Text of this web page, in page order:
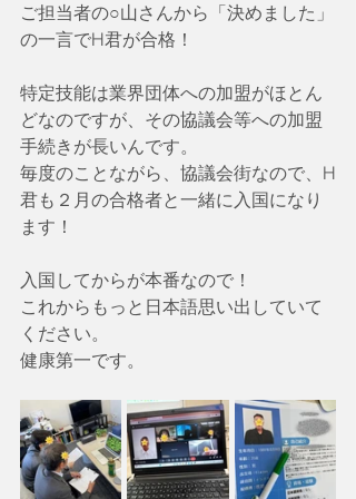
ご担当者の○山さんから「決めました」
の一言でH君が合格！
特定技能は業界団体への加盟がほとん
どなのですが、その協議会等への加盟
手続きが長いんです。
毎度のことながら、協議会街なので、H
君も２月の合格者と一緒に入国になり
ます！
入国してからが本番なので！
これからもっと日本語思い出していて
ください。
健康第一です。